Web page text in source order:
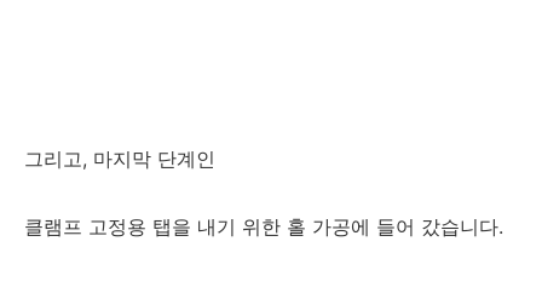
그리고, 마지막 단계인
클램프 고정용 탭을 내기 위한 홀 가공에 들어 갔습니다.